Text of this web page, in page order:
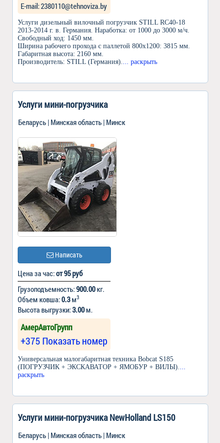
Е-mail: 2380110@tehnoviza.by
Услуги дизельный вилочный погрузчик STILL RС40-18
2013-2014 г. в. Германия. Наработка: от 1000 до 3000 м/ч.
Свободный ход: 1450 мм.
Ширина рабочего прохода с паллетой 800х1200: 3815 мм.
Габаритная высота: 2160 мм.
Производитель: STILL (Германия).
... раскрыть
Услуги мини-погрузчика
Беларусь | Минская область | Минск
Написать
Цена за час:от 95 руб
Грузоподъемность:900.00кг.
Объем ковша:0.3м3
Высота выгрузки:3.00м.
АмерАвтоГрупп
+375 Показать номер
Универсальная малогабаритная техника Bobcat S185
(ПОГРУЗЧИК + ЭКСКАВАТОР + ЯМОБУР + ВИЛЫ).
раскрыть
Услуги мини-погрузчика NewHolland LS150
Беларусь | Минская область | Минск